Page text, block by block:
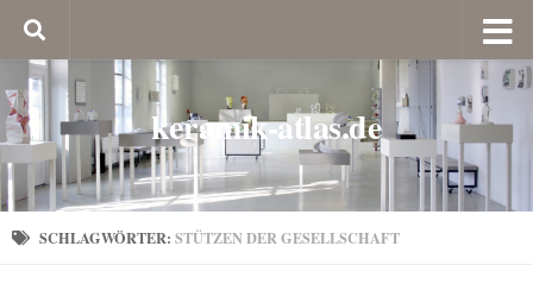
keramik-atlas.de
SCHLAGWÖRTER: STÜTZEN DER GESELLSCHAFT